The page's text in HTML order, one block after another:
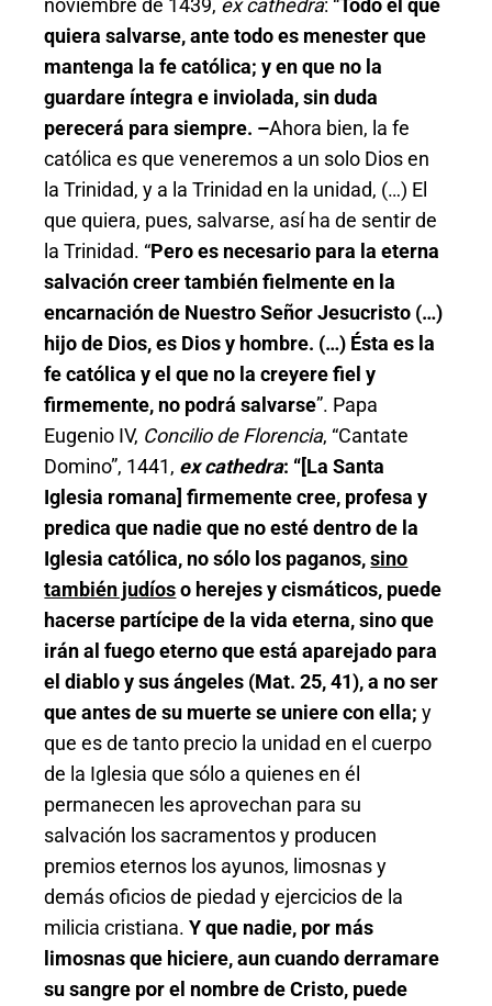
noviembre de 1439, ex cathedra: “Todo el que
quiera salvarse, ante todo es menester que
mantenga la fe católica; y en que no la
guardare íntegra e inviolada, sin duda
perecerá para siempre. –Ahora bien, la fe
católica es que veneremos a un solo Dios en
la Trinidad, y a la Trinidad en la unidad, (…) El
que quiera, pues, salvarse, así ha de sentir de
la Trinidad. “Pero es necesario para la eterna
salvación creer también fielmente en la
encarnación de Nuestro Señor Jesucristo (…)
hijo de Dios, es Dios y hombre. (…) Ésta es la
fe católica y el que no la creyere fiel y
firmemente, no podrá salvarse”. Papa
Eugenio IV, Concilio de Florencia, “Cantate
Domino”, 1441, ex cathedra: “[La Santa
Iglesia romana] firmemente cree, profesa y
predica que nadie que no esté dentro de la
Iglesia católica, no sólo los paganos,sino
también judíoso herejes y cismáticos, puede
hacerse partícipe de la vida eterna, sino que
irán al fuego eterno que está aparejado para
el diablo y sus ángeles (Mat. 25, 41), a no ser
que antes de su muerte se uniere con ella; y
que es de tanto precio la unidad en el cuerpo
de la Iglesia que sólo a quienes en él
permanecen les aprovechan para su
salvación los sacramentos y producen
premios eternos los ayunos, limosnas y
demás oficios de piedad y ejercicios de la
milicia cristiana.Y que nadie, por más
limosnas que hiciere, aun cuando derramare
su sangre por el nombre de Cristo, puede